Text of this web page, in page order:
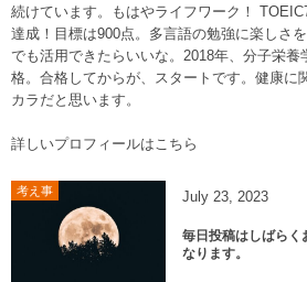
続けています。もはやライフワーク！
達成！目標は900点。多言語の勉強に楽しさ
でも活用できたらいいな。2018年、分子栄養
格。合格してからが、スタートです。健康に
カラだと思います。
詳しいプロフィールはこちら
考え事 July 23, 2023
毎日投稿はしばらく
なります。